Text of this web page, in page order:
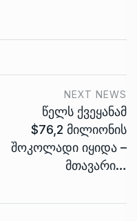
NEXT NEWS
წელს ქვეყანამ
$76,2 მილიონის
შოკოლადი იყიდა –
მთავარი…